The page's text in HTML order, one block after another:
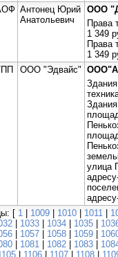
Антонец Юрий
Анатольевич
ООО
Права
1 349
Права
1 349
ООО "Эдвайс"
улица
[ 1 | 1009 | 1010 | 1011 |
| 1033 | 1034 | 1035 |
| 1057 | 1058 | 1059 |
| 1081 | 1082 | 1083 |
| 1106 | 1107 | 1108 |